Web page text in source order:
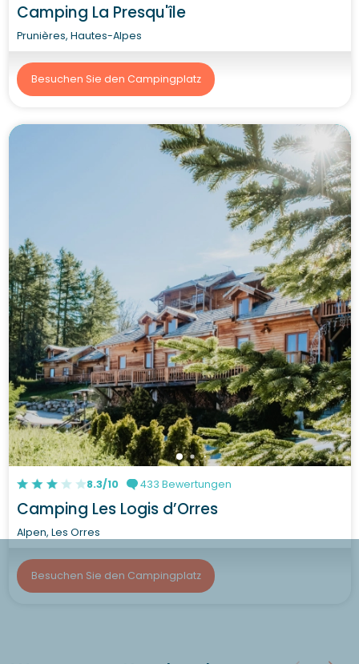
Camping La Presqu'île
Prunières, Hautes-Alpes
Besuchen Sie den Campingplatz
8.3/10 433 Bewertungen
Camping Les Logis d’Orres
Alpen, Les Orres
Besuchen Sie den Campingplatz